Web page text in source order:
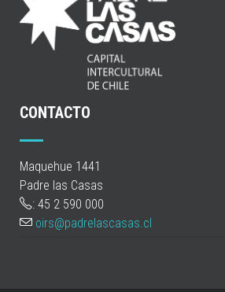
CONTACTO
Maquehue 1441
Padre las Casas
: 45 2 590 000
oirs@padrelascasas.cl